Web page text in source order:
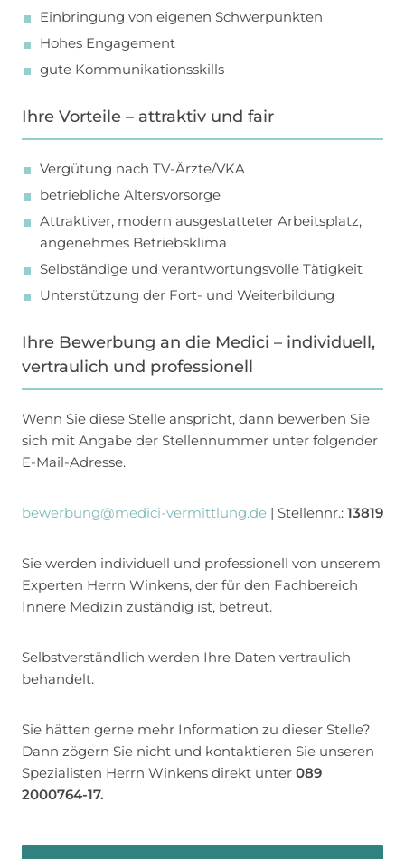
Einbringung von eigenen Schwerpunkten
Hohes Engagement
gute Kommunikationsskills
Ihre Vorteile – attraktiv und fair
Vergütung nach TV-Ärzte/VKA
betriebliche Altersvorsorge
Attraktiver, modern ausgestatteter Arbeitsplatz,
angenehmes Betriebsklima
Selbständige und verantwortungsvolle Tätigkeit
Unterstützung der Fort- und Weiterbildung
Ihre Bewerbung an die Medici – individuell,
vertraulich und professionell
Wenn Sie diese Stelle anspricht, dann bewerben Sie
sich mit Angabe der Stellennummer unter folgender
E-Mail-Adresse.
bewerbung@medici-vermittlung.de | Stellennr.: 13819
Sie werden individuell und professionell von unserem
Experten Herrn Winkens, der für den Fachbereich
Innere Medizin zuständig ist, betreut.
Selbstverständlich werden Ihre Daten vertraulich
behandelt.
Sie hätten gerne mehr Information zu dieser Stelle?
Dann zögern Sie nicht und kontaktieren Sie unseren
Spezialisten Herrn Winkens direkt unter 089
2000764-17.